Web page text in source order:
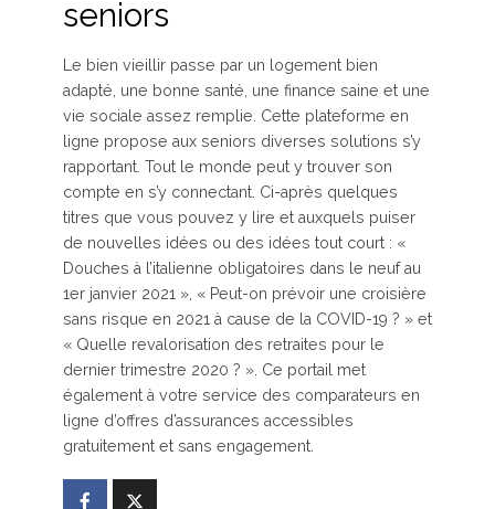
seniors
Le bien vieillir passe par un logement bien
adapté, une bonne santé, une finance saine et une
vie sociale assez remplie. Cette plateforme en
ligne propose aux seniors diverses solutions s’y
rapportant. Tout le monde peut y trouver son
compte en s’y connectant. Ci-après quelques
titres que vous pouvez y lire et auxquels puiser
de nouvelles idées ou des idées tout court : «
Douches à l’italienne obligatoires dans le neuf au
1er janvier 2021 », « Peut-on prévoir une croisière
sans risque en 2021 à cause de la COVID-19 ? » et
« Quelle revalorisation des retraites pour le
dernier trimestre 2020 ? ». Ce portail met
également à votre service des comparateurs en
ligne d’offres d’assurances accessibles
gratuitement et sans engagement.